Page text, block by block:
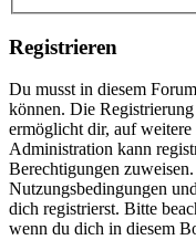
Registrieren
Du musst in diesem
können. Die
ermöglicht dir, auf
Administration kann
Berechtigungen
Nutzungsbedingungen
dich registrierst. Bitte
wenn du dich in diesem